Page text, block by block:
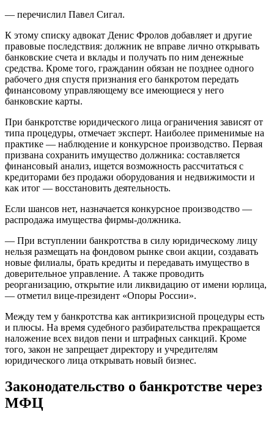
— перечислил Павел Сигал.
К этому списку адвокат Денис Фролов добавляет и другие
правовые последствия: должник не вправе лично открывать
банковские счета и вклады и получать по ним денежные
средства. Кроме того, гражданин обязан не позднее одного
рабочего дня спустя признания его банкротом передать
финансовому управляющему все имеющиеся у него
банковские карты.
При банкротстве юридического лица ограничения зависят от
типа процедуры, отмечает эксперт. Наиболее применимые на
практике — наблюдение и конкурсное производство. Первая
призвана сохранить имущество должника: составляется
финансовый анализ, ищется возможность рассчитаться с
кредиторами без продажи оборудования и недвижимости и
как итог — восстановить деятельность.
Если шансов нет, назначается конкурсное производство —
распродажа имущества фирмы-должника.
— При вступлении банкротства в силу юридическому лицу
нельзя размещать на фондовом рынке свои акции, создавать
новые филиалы, брать кредиты и передавать имущество в
доверительное управление. А также проводить
реорганизацию, открытие или ликвидацию от имени юрлица,
— отметил вице-президент «Опоры России».
Между тем у банкротства как антикризисной процедуры есть
и плюсы. На время судебного разбирательства прекращается
наложение всех видов пени и штрафных санкций. Кроме
того, закон не запрещает директору и учредителям
юридического лица открывать новый бизнес.
Законодательство о банкротстве через
МФЦ